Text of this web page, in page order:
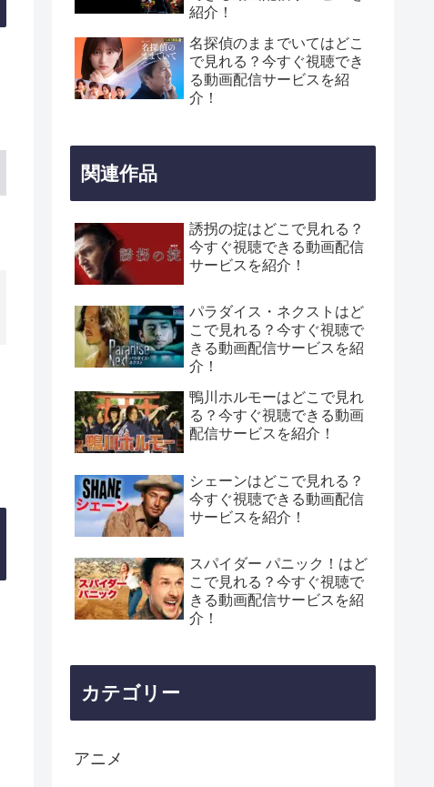
紹介！
名探偵のままでいてはどこ
で見れる？今すぐ視聴でき
る動画配信サービスを紹
介！
関連作品
誘拐の掟はどこで見れる？
今すぐ視聴できる動画配信
サービスを紹介！
パラダイス・ネクストはど
こで見れる？今すぐ視聴で
きる動画配信サービスを紹
介！
鴨川ホルモーはどこで見れ
る？今すぐ視聴できる動画
配信サービスを紹介！
シェーンはどこで見れる？
今すぐ視聴できる動画配信
サービスを紹介！
スパイダー パニック！はど
こで見れる？今すぐ視聴で
きる動画配信サービスを紹
介！
カテゴリー
アニメ